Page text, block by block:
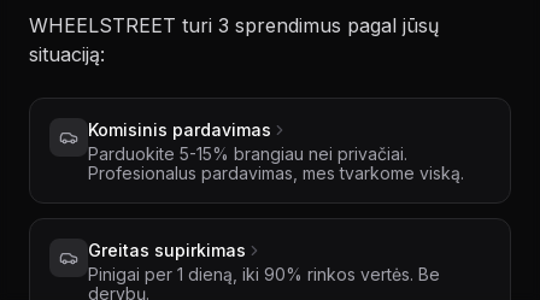
WHEELSTREET turi 3 sprendimus pagal jūsų
situaciją:
Komisinis pardavimas
Parduokite 5-15% brangiau nei privačiai.
Profesionalus pardavimas, mes tvarkome viską.
Greitas supirkimas
Pinigai per 1 dieną, iki 90% rinkos vertės. Be
derybų.